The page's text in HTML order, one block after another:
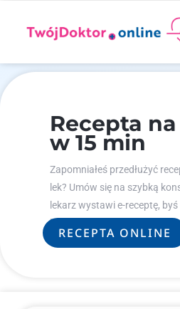
Recepta
w 15 min
Zapomniałeś przedłużyć
lek? Umów się na szybką
lekarz wystawi e-receptę,
leczenie.
RECEPTA ONLINE